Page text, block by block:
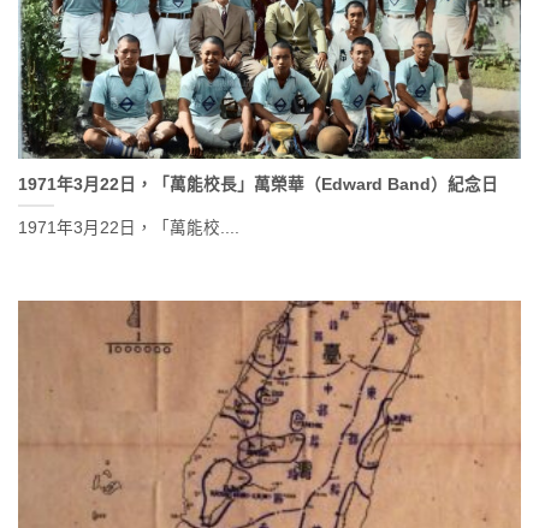
1971年3月22日，「萬能校長」萬榮華（Edward Band）紀念日
1971年3月22日，「萬能校....